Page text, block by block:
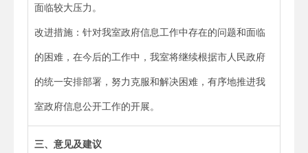
面临较大压力。
改进措施：针对我室政府信息工作中存在的问题和面临
的困难，在今后的工作中，我室将继续根据市人民政府
的统一安排部署，努力克服和解决困难，有序地推进我
室政府信息公开工作的开展。
三、意见及建议